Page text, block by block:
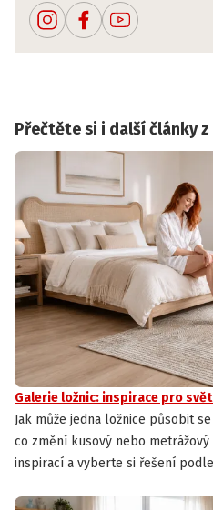
Přečtěte si i další články
Galerie ložnic: inspirace pro
Jak může jedna ložnice působit
co změní kusový nebo
inspirací a vyberte si řešení